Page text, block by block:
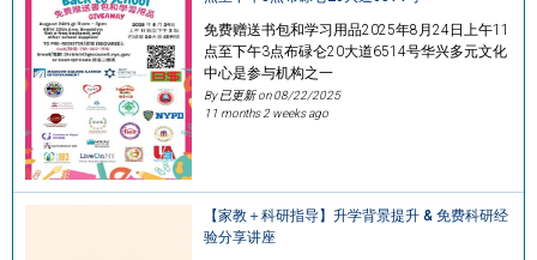
免费赠送书包和学习用品2025年8月24日上午11
点至下午3点布碌仑20大道6514号华兴多元文化
中心是参与机构之一
By 已更新 on08/22/2025
11 months 2 weeks ago
【家教＋科研指导】升学背景提升 & 免费科研经
验分享讲座